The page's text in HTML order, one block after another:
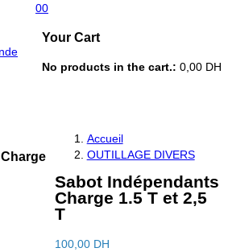
0
Your Cart
No products in the cart.: 0,00 DH
0
Accueil
OUTILLAGE DIVERS
Navigation
de
l’article
Sabot Indépendants
Charge 1.5 T et 2,5
T
100,00 DH